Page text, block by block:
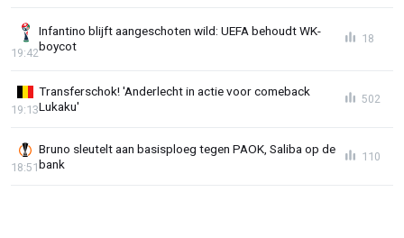
Infantino blijft aangeschoten wild: UEFA behoudt WK-
boycot
19:42
18
Transferschok! 'Anderlecht in actie voor comeback
Lukaku'
19:13
502
Bruno sleutelt aan basisploeg tegen PAOK, Saliba op de
bank
18:51
110